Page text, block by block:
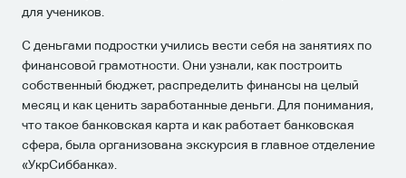
для учеников.
С деньгами подростки учились вести себя на занятиях по
финансовой грамотности. Они узнали, как построить
собственный бюджет, распределить финансы на целый
месяц и как ценить заработанные деньги. Для понимания,
что такое банковская карта и как работает банковская
сфера, была организована экскурсия в главное отделение
«УкрСиббанка».